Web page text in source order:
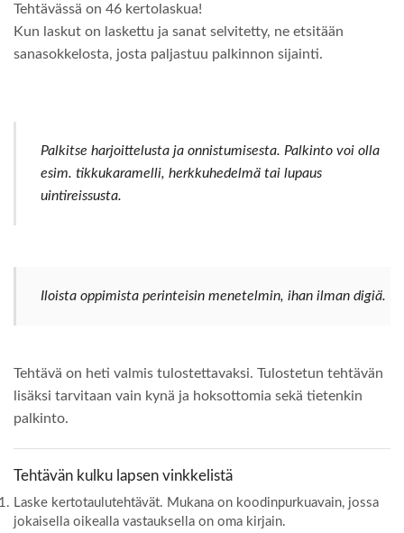
Tehtävässä on 46 kertolaskua!
Kun laskut on laskettu ja sanat selvitetty, ne etsitään
sanasokkelosta, josta paljastuu palkinnon sijainti.
Palkitse harjoittelusta ja onnistumisesta. Palkinto voi olla
esim. tikkukaramelli, herkkuhedelmä tai lupaus
uintireissusta.
Iloista oppimista perinteisin menetelmin, ihan ilman digiä.
Tehtävä on heti valmis tulostettavaksi. Tulostetun tehtävän
lisäksi tarvitaan vain kynä ja hoksottomia sekä tietenkin
palkinto.
Tehtävän kulku lapsen vinkkelistä
Laske kertotaulutehtävät. Mukana on koodinpurkuavain, jossa
jokaisella oikealla vastauksella on oma kirjain.